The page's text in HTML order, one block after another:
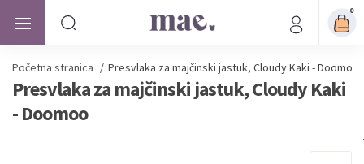
0
Početna stranica / Presvlaka za majčinski jastuk, Cloudy Kaki - Doomoo
Presvlaka za majčinski jastuk, Cloudy Kaki
- Doomoo